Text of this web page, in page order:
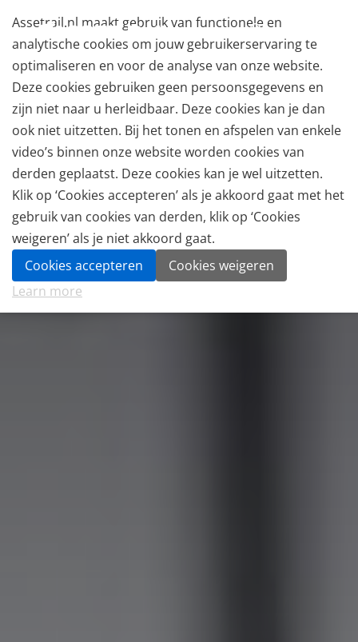
Assetrail.nl maakt gebruik van functionele en
analytische cookies om jouw gebruikerservaring te
optimaliseren en voor de analyse van onze website.
Deze cookies gebruiken geen persoonsgegevens en
zijn niet naar u herleidbaar. Deze cookies kan je dan
ook niet uitzetten. Bij het tonen en afspelen van enkele
video’s binnen onze website worden cookies van
derden geplaatst. Deze cookies kan je wel uitzetten.
Klik op ‘Cookies accepteren’ als je akkoord gaat met het
gebruik van cookies van derden, klik op ‘Cookies
weigeren’ als je niet akkoord gaat.
Cookies accepteren
Cookies weigeren
Learn more